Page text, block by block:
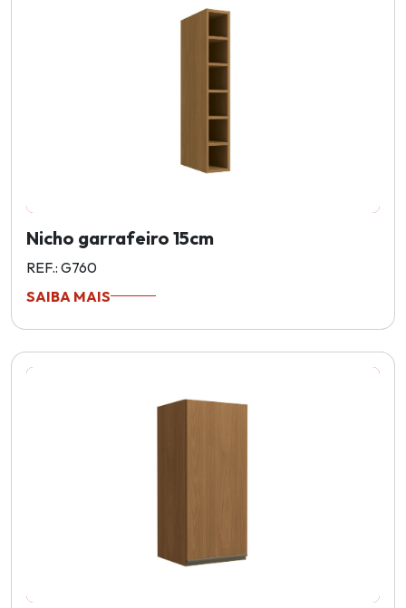
Nicho garrafeiro 15cm
REF.: G760
SAIBA MAIS